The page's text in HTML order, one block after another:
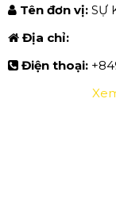
Tên đơn vị: SỰ
Địa chỉ:
Điện thoại: